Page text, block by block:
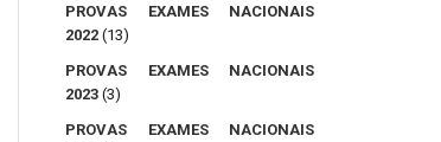
PROVAS EXAMES NACIONAIS
2022 (13)
PROVAS EXAMES NACIONAIS
2023 (3)
PROVAS EXAMES NACIONAIS